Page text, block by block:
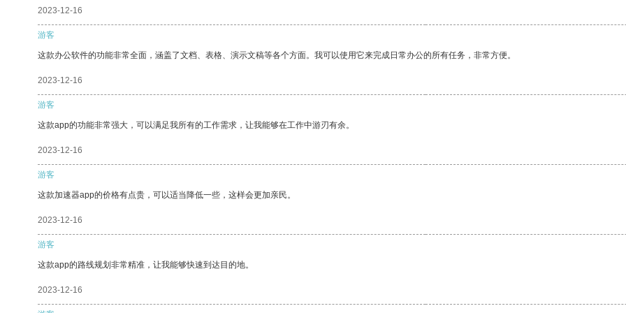
2023-12-16
游客
这款办公软件的功能非常全面，涵盖了文档、表格、演示文稿等各个方面。我可以使用它来完成日常办公的所有任务，非常方便。
2023-12-16
游客
这款app的功能非常强大，可以满足我所有的工作需求，让我能够在工作中游刃有余。
2023-12-16
游客
这款加速器app的价格有点贵，可以适当降低一些，这样会更加亲民。
2023-12-16
游客
这款app的路线规划非常精准，让我能够快速到达目的地。
2023-12-16